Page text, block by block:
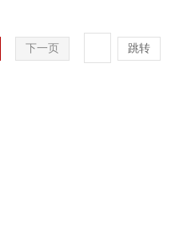
下一页 跳转